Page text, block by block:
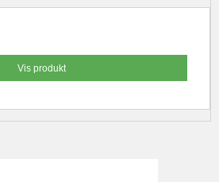
Vis produkt